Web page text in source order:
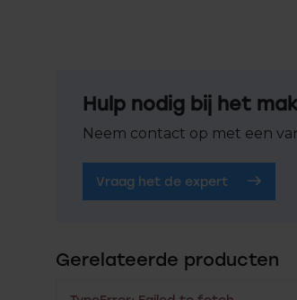
Hulp nodig bij het
Neem contact op met een
Vraag het de expert
Gerelateerde producten